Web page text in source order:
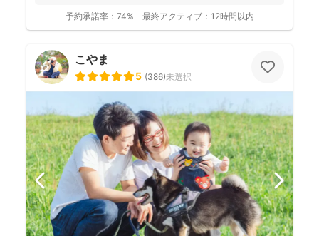
予約承諾率： 74% 最終アクティブ： 12時間以内
こやま
5 (386)未選択